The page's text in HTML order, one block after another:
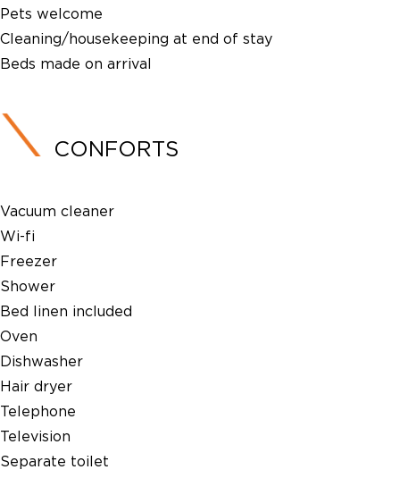
Pets welcome
Cleaning/housekeeping at end of stay
Beds made on arrival
CONFORTS
Vacuum cleaner
Wi-fi
Freezer
Shower
Bed linen included
Oven
Dishwasher
Hair dryer
Telephone
Television
Separate toilet